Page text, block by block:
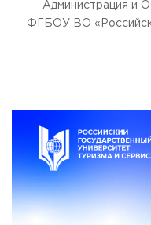
Администрация и
ФГБОУ ВО